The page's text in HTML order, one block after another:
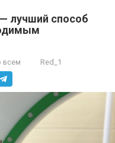
лучший способ
всем Red_1